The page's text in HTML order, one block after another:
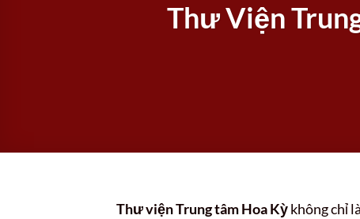
Thư Viện
Thư viện Trung tâm Hoa Kỳkhông chỉ